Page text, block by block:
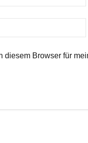
diesem Browser für